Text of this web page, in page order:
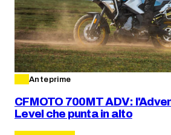
Anteprime
CFMOTO 700MT ADV:
Level che punta in alto